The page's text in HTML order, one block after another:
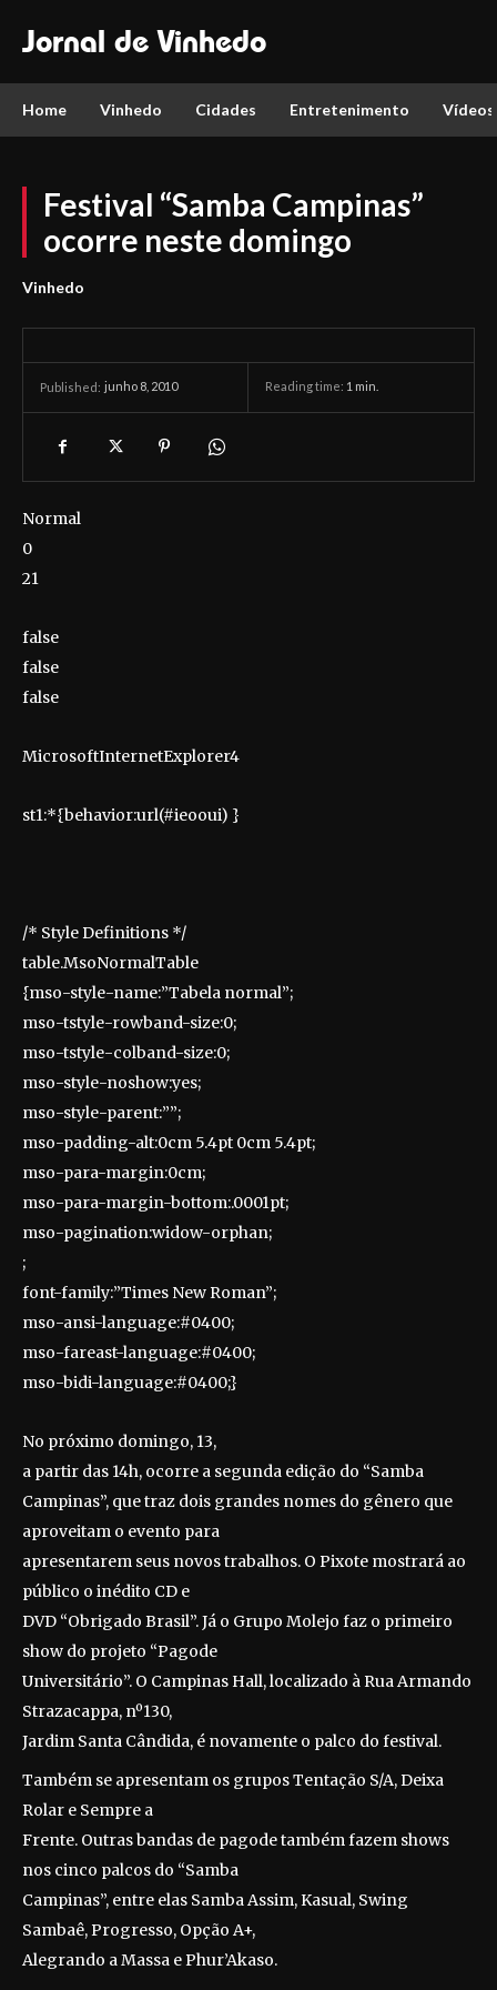
Jornal de Vinhedo
Home Vinhedo Cidades Entretenimento Vídeos
Festival “Samba Campinas”
ocorre neste domingo
Vinhedo
Published: junho 8, 2010 Reading time: 1 min.
Normal
0
21
false
false
false
MicrosoftInternetExplorer4
st1:*{behavior:url(#ieooui) }
/* Style Definitions */
table.MsoNormalTable
{mso-style-name:”Tabela normal”;
mso-tstyle-rowband-size:0;
mso-tstyle-colband-size:0;
mso-style-noshow:yes;
mso-style-parent:””;
mso-padding-alt:0cm 5.4pt 0cm 5.4pt;
mso-para-margin:0cm;
mso-para-margin-bottom:.0001pt;
mso-pagination:widow-orphan;
;
font-family:”Times New Roman”;
mso-ansi-language:#0400;
mso-fareast-language:#0400;
mso-bidi-language:#0400;}
No próximo domingo, 13,
a partir das 14h, ocorre a segunda edição do “Samba
Campinas”, que traz dois grandes nomes do gênero que
aproveitam o evento para
apresentarem seus novos trabalhos. O Pixote mostrará ao
público o inédito CD e
DVD “Obrigado Brasil”. Já o Grupo Molejo faz o primeiro
show do projeto “Pagode
Universitário”. O Campinas Hall, localizado à Rua Armando
Strazacappa, nº130,
Jardim Santa Cândida, é novamente o palco do festival.
Também se apresentam os grupos Tentação S/A, Deixa
Rolar e Sempre a
Frente. Outras bandas de pagode também fazem shows
nos cinco palcos do “Samba
Campinas”, entre elas Samba Assim, Kasual, Swing
Sambaê, Progresso, Opção A+,
Alegrando a Massa e Phur’Akaso.